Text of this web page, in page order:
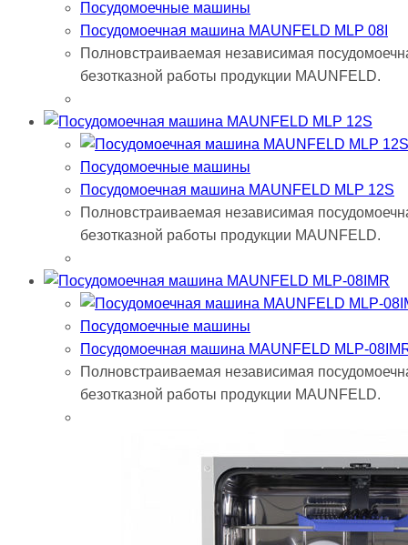
Посудомоечные машины
Посудомоечная машина MAUNFELD MLP 08I
Полновстраиваемая независимая
безотказной работы продукции MAUNFELD.
Посудомоечные машины
Посудомоечная машина MAUNFELD MLP 12S
Полновстраиваемая независимая
безотказной работы продукции MAUNFELD.
Посудомоечные машины
Посудомоечная машина MAUNFELD MLP-
Полновстраиваемая независимая
безотказной работы продукции MAUNFELD.